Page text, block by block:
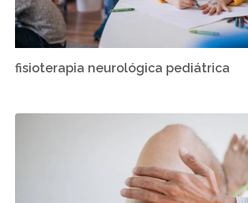
fisioterapia neurológica pediátrica